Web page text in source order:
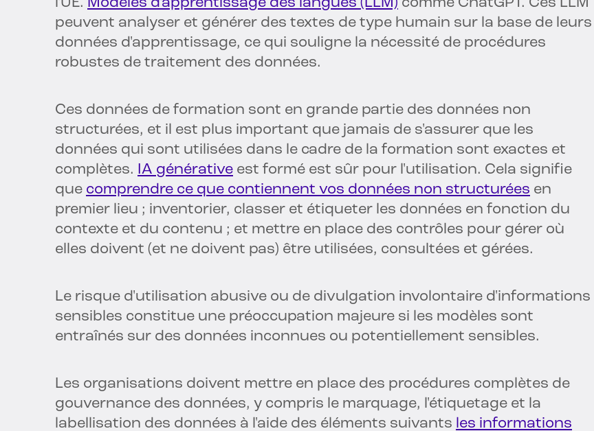
peuvent analyser et générer des textes de type humain sur la base de leurs
données d'apprentissage, ce qui souligne la nécessité de procédures
robustes de traitement des données.
Ces données de formation sont en grande partie des données non
structurées, et il est plus important que jamais de s'assurer que les
données qui sont utilisées dans le cadre de la formation sont exactes et
complètes. IA générative est formé est sûr pour l'utilisation. Cela signifie
que comprendre ce que contiennent vos données non structurées en
premier lieu ; inventorier, classer et étiqueter les données en fonction du
contexte et du contenu ; et mettre en place des contrôles pour gérer où
elles doivent (et ne doivent pas) être utilisées, consultées et gérées.
Le risque d'utilisation abusive ou de divulgation involontaire d'informations
sensibles constitue une préoccupation majeure si les modèles sont
entraînés sur des données inconnues ou potentiellement sensibles.
Les organisations doivent mettre en place des procédures complètes de
gouvernance des données, y compris le marquage, l'étiquetage et la
labellisation des données à l'aide des éléments suivants les informations